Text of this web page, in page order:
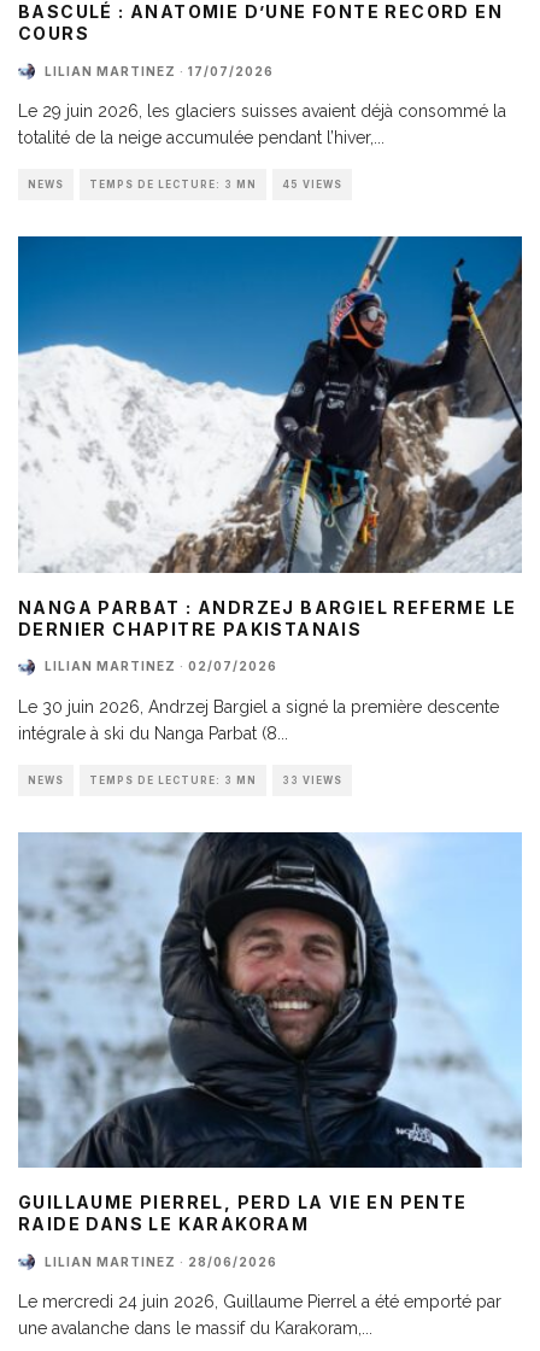
BASCULÉ : ANATOMIE D’UNE FONTE RECORD EN
COURS
LILIAN MARTINEZ · 17/07/2026
Le 29 juin 2026, les glaciers suisses avaient déjà consommé la
totalité de la neige accumulée pendant l’hiver,
NEWS TEMPS DE LECTURE: 3 MN 45 VIEWS
NANGA PARBAT : ANDRZEJ BARGIEL REFERME LE
DERNIER CHAPITRE PAKISTANAIS
LILIAN MARTINEZ · 02/07/2026
Le 30 juin 2026, Andrzej Bargiel a signé la première descente
intégrale à ski du Nanga Parbat (8
NEWS TEMPS DE LECTURE: 3 MN 33 VIEWS
GUILLAUME PIERREL, PERD LA VIE EN PENTE
RAIDE DANS LE KARAKORAM
LILIAN MARTINEZ · 28/06/2026
Le mercredi 24 juin 2026, Guillaume Pierrel a été emporté par
une avalanche dans le massif du Karakoram,...